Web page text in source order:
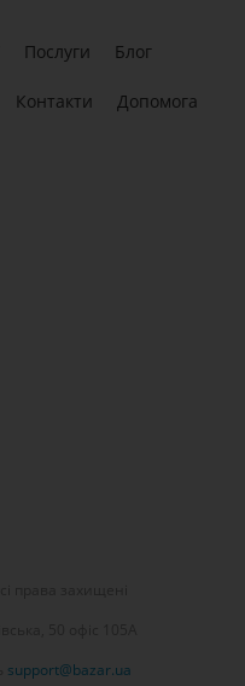
support@bazar.ua
Послуги Блог
Контакти Допомога